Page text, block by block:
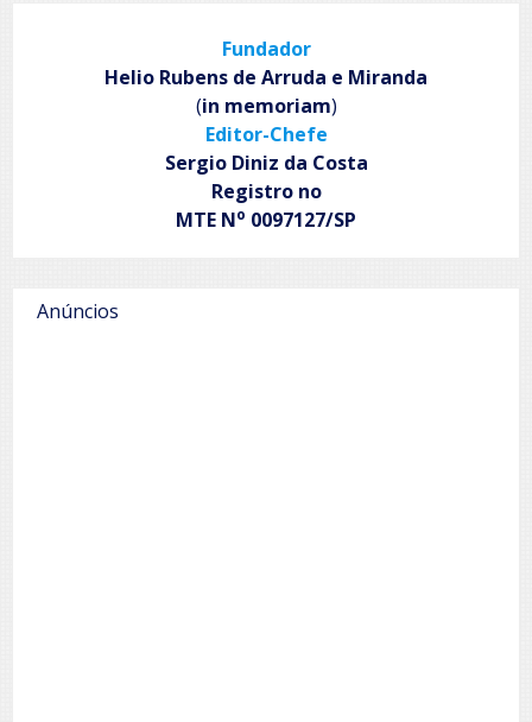
Fundador
Helio Rubens de Arruda e Miranda
(in memoriam)
Editor-Chefe
Sergio Diniz da Costa
Registro no
MTE No 0097127/SP
Anúncios